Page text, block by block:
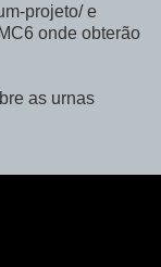
projeto/ e
onde obterão
as urnas